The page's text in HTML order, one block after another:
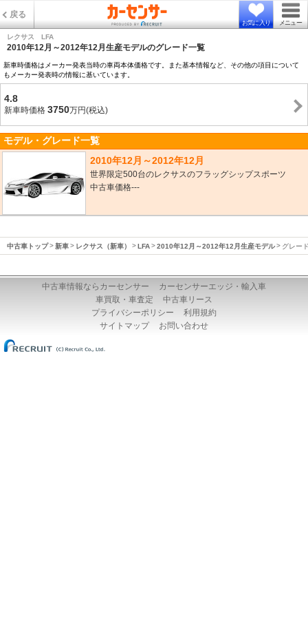
戻る
お気に入り メニュー
レクサス LFA
2010年12月～2012年12月生産モデルのグレード一覧
新車時価格はメーカー発表当時の車両本体価格です。また基本情報など、その他の項目について
もメーカー発表時の情報に基いています。
4.8
新車時価格 3750万円(税込)
モデル・グレード一覧
2010年12月～2012年12月
世界限定500台のレクサスのフラッグシップスポーツ
中古車価格---
中古車トップ 新車 レクサス（新車） LFA 2010年12月～2012年12月生産モデル グレー
中古車情報ならカーセンサー
カーセンサーエッジ・輸入車
車買取・車査定
中古車リース
プライバシーポリシー
利用規約
サイトマップ
お問い合わせ